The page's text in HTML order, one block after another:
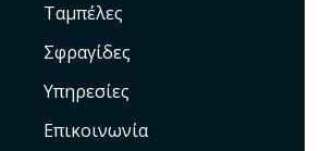
Ταμπέλες
Σφραγίδες
Υπηρεσίες
Επικοινωνία